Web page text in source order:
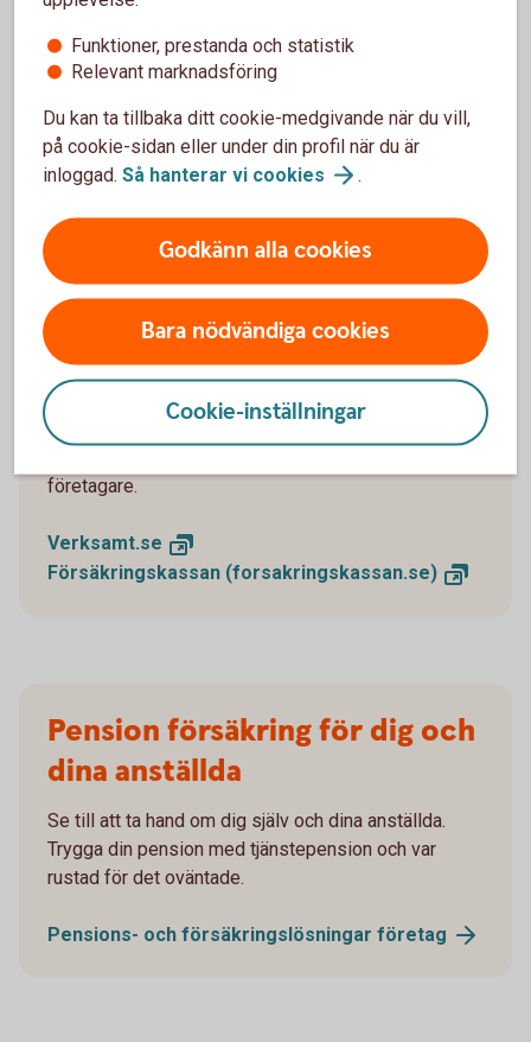
vara ledig längre än du först tänkt.
vad du kan göra om förutsättningarna förändras. En
ekonomisk buffert och en tydlig plan för vem som kan ta
ansvar i verksamheten kan ge större handlingsutrymme.
Föräldrapenning för dig som
företagare
Vill du veta mer om vad som gäller för just dig? Hos
Verksamt och Försäkringskassan hittar du aktuell
företagare.
Verksamt.se
Försäkringskassan (forsakringskassan.se)
Pension försäkring för dig och
dina anställda
Se till att ta hand om dig själv och dina anställda.
Trygga din pension med tjänstepension och var
rustad för det oväntade.
Pensions- och försäkringslösningar företag
Funktioner, prestanda och statistik
Relevant marknadsföring
Du kan ta tillbaka ditt cookie-medgivande när du vill,
på cookie-sidan eller under din profil när du är
inloggad. Så hanterar vi cookies .
Godkänn alla cookies
Bara nödvändiga cookies
Cookie-inställningar